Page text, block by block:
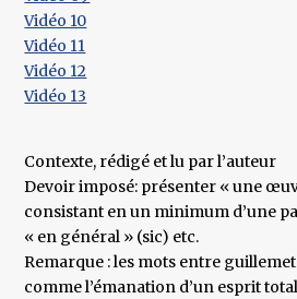
​Vidéo 10
Vidéo 11
​Vidéo 12
​Vidéo 13
Contexte, rédigé et lu par l’auteur
Devoir imposé: présenter « une
consistant en un minimum d’une
« en général » (sic) etc.
Remarque : les mots entre
comme l’émanation d’un esprit